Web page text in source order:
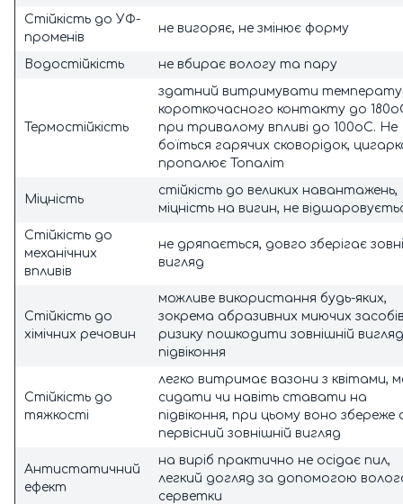
Стійкість до УФ-
променів
не вигоряє, не змінює форму
Водостійкість не вбирає вологу та пару
Термостійкість
здатний витримувати
короткочасного контакту до
при тривалому впливі до 100оС. Не
боїться гарячих сковорідок,
пропалює Топаліт
Міцність
стійкість до великих навантажень,
міцність на вигин, не
Стійкість до
механічних
впливів
не дряпається, довго зберігає
вигляд
Стійкість до
хімічних речовин
можливе використання будь-яких,
зокрема абразивних миючих
ризику пошкодити зовнішній вигляд
підвіконня
Стійкість до
тяжкості
легко витримає вазони з квітами,
сидати чи навіть ставати на
підвіконня, при цьому воно збереже
первісний зовнішній вигляд
Антистатичний
ефект
на виріб практично не осідає пил,
легкий догляд за допомогою
серветки